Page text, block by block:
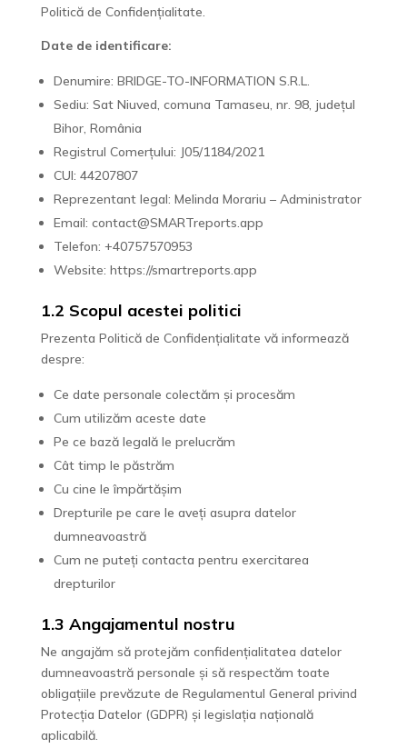
Politică de Confidențialitate.
Date de identificare:
Denumire: BRIDGE-TO-INFORMATION S.R.L.
Sediu: Sat Niuved, comuna Tamaseu, nr. 98, județul
Bihor, România
Registrul Comerțului: J05/1184/2021
CUI: 44207807
Reprezentant legal: Melinda Morariu – Administrator
Email: contact@SMARTreports.app
Telefon: +40757570953
Website: https://smartreports.app
1.2 Scopul acestei politici
Prezenta Politică de Confidențialitate vă informează
despre:
Ce date personale colectăm și procesăm
Cum utilizăm aceste date
Pe ce bază legală le prelucrăm
Cât timp le păstrăm
Cu cine le împărtășim
Drepturile pe care le aveți asupra datelor
dumneavoastră
Cum ne puteți contacta pentru exercitarea
drepturilor
1.3 Angajamentul nostru
Ne angajăm să protejăm confidențialitatea datelor
dumneavoastră personale și să respectăm toate
obligațiile prevăzute de Regulamentul General privind
Protecția Datelor (GDPR) și legislația națională
aplicabilă.